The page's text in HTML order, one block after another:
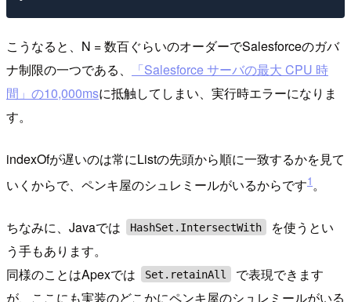
こうなると、N = 数百ぐらいのオーダーでSalesforceのガバ
ナ制限の一つである、
「Salesforce サーバの最大 CPU 時
間」の10,000msに抵触してしまい、実行時エラーになりま
す。
indexOfが遅いのは常にListの先頭から順に一致するかを見て
いくからで、ペンキ屋のシュレミールがいるからです1。
ちなみに、Javaでは HashSet.IntersectWith
を使うとい
う手もあります。
同様のことはApexでは
Set.retainAll
で表現できます
が、ここにも実装のどこかにペンキ屋のシュレミールがいる